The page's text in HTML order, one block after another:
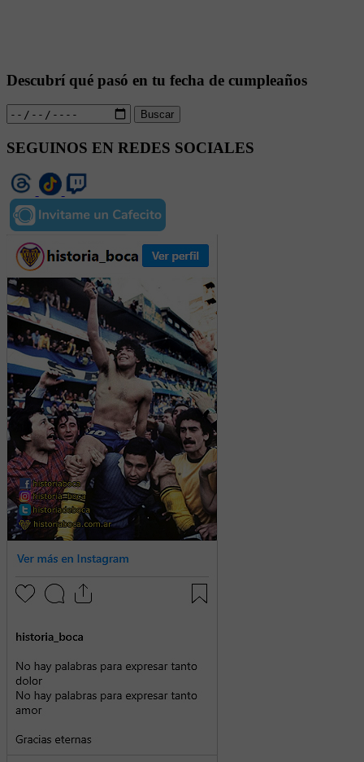
Descubrí qué pasó en tu fecha de cumpleaños
Buscar
SEGUINOS EN REDES SOCIALES